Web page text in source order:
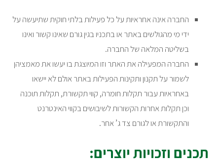
החברה אינה אחראיות על כל פעילות בלתי חוקית שתיעשה על
ידי מי מהגולשים באתר או בתכניו בגין גורם שאינו קשור ואינו
בשליטה המלאה של החברה.
החברה המפעילה את האתר וזו המיוצגת בו יעשו את מאמציהן
לשמור על תקנון ותקינות הפעילות באתר אולם לא יישאו
באחראיות עבור תקלות חומרה, קווי תקשורת, תקלות תוכנה
וכן תקלות אחרות הקשורות לשיבושים בקווי האינטרנט
והתקשורת או לגורם צד ג’ אחר.
תכנים וזכויות יוצרים: